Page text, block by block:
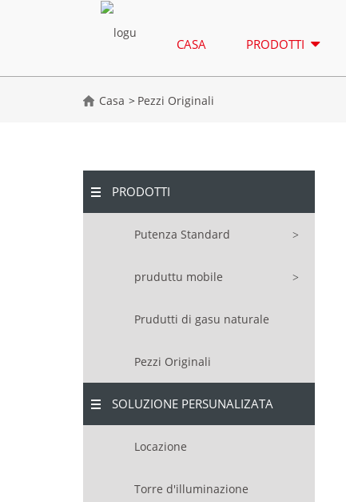
CASA PRODOTTI
Casa Pezzi Originali
PRODOTTI
Putenza Standard
pruduttu mobile
Prudutti di gasu naturale
Pezzi Originali
SOLUZIONE PERSUNALIZATA
Locazione
Torre d'illuminazione